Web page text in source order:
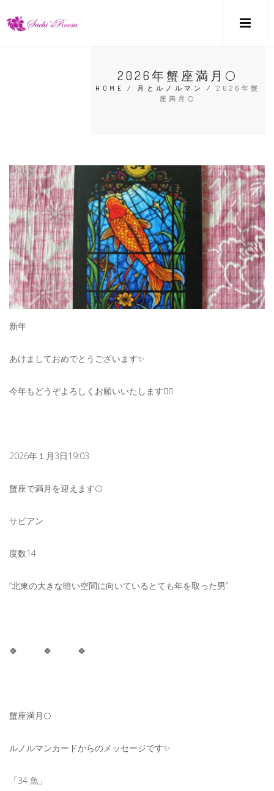
2026年蟹座満月🌕
HOME / 月とルノルマン /2026年蟹
座満月🌕
新年
あけましておめでとうございます✨
今年もどうぞよろしくお願いいたします🙇‍♂️
2026年１月3日19:03
蟹座で満月を迎えます🌕
サビアン
度数14
“北東の大きな暗い空間に向いているとても年を取った男”
🍀 🍀 🍀
蟹座満月🌕
ルノルマンカードからのメッセージです✨
「34 魚」